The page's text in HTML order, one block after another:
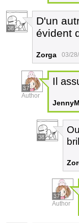
38
D'un
évident
Zorga 03/
37
Author
Il
38
37
Author